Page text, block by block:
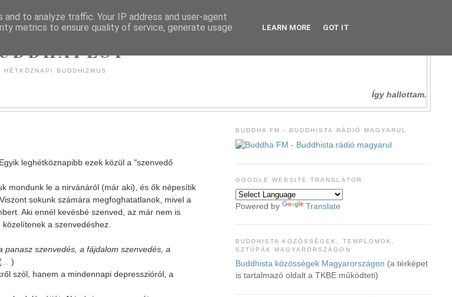
HÉTKÖZNAPI BUDDHIZMUS
Így hallottam.
leghétköznapibb ezek közül a "szenvedő
mondunk le a nirvánáról (már aki), és ők népesítik
sokunk számára megfoghatatlanok, mivel a
Aki ennél kevésbé szenved, az már nem is
a szenvedéshez.
panasz szenvedés, a fájdalom szenvedés, a
(... )
szól, hanem a mindennapi depresszióról, a
BUDDHA FM - BUDDHISTA RÁDIÓ MAGYARUL
GOOGLE WEBSITE TRANSLATOR
Powered by Translate
BUDDHISTA KÖZÖSSÉGEK, TEMPLOMOK,
SZTÚPÁK MAGYARORSZÁGON
Buddhista közösségek Magyarországon (a térképet
is tartalmazó oldalt a TKBE működteti)
to analyze traffic. Your IP address and user-agent
metrics to ensure quality of service, generate usage
LEARN MORE GOT IT